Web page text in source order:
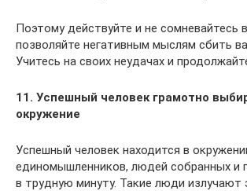
Поэтому действуйте и не сомневайтесь
позволяйте негативным мыслям сбить
Учитесь на своих неудачах и
11. Успешный человек грамотно
окружение
Успешный человек находится в
единомышленников, людей собранных и
в трудную минуту. Такие люди излучают